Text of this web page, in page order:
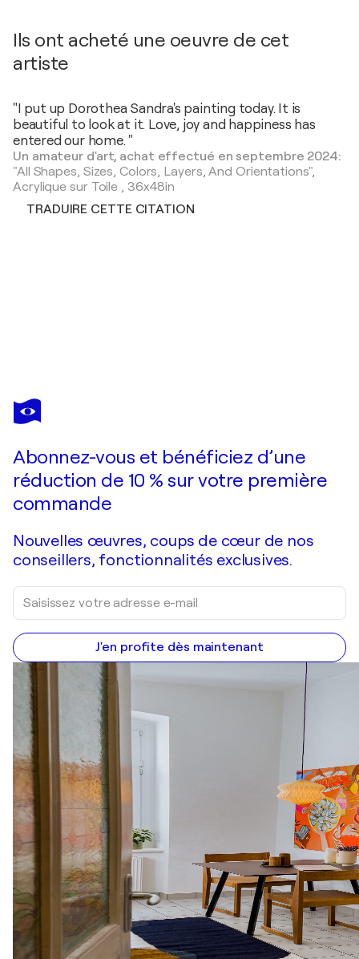
Ils ont acheté une oeuvre de cet
artiste
"I put up Dorothea Sandra's painting today. It is
beautiful to look at it. Love, joy and happiness has
entered our home. "
Un amateur d'art, achat effectué en septembre 2024:
"All Shapes, Sizes, Colors, Layers, And Orientations",
Acrylique sur Toile , 36x48in
TRADUIRE CETTE CITATION
DOROTHEA
SANDRA
Je passe commande
Abonnez-vous et bénéficiez d’une
réduction de 10 % sur votre première
commande
Nouvelles œuvres, coups de cœur de nos
conseillers, fonctionnalités exclusives.
J'en profite dès maintenant